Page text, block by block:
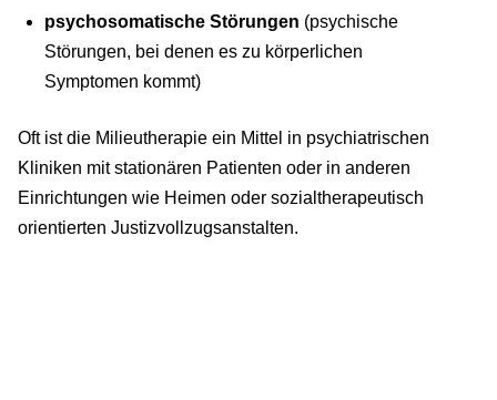
psychosomatische Störungen (psychische
Störungen, bei denen es zu körperlichen
Symptomen kommt)
Oft ist die Milieutherapie ein Mittel in psychiatrischen
Kliniken mit stationären Patienten oder in anderen
Einrichtungen wie Heimen oder sozialtherapeutisch
orientierten Justizvollzugsanstalten.